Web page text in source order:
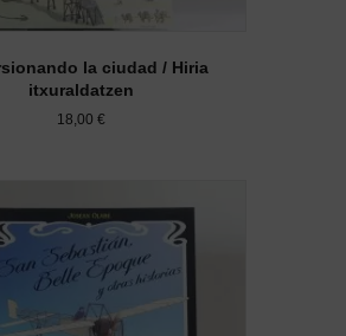
la ciudad / Hiria
itxuraldatzen
18,00 €